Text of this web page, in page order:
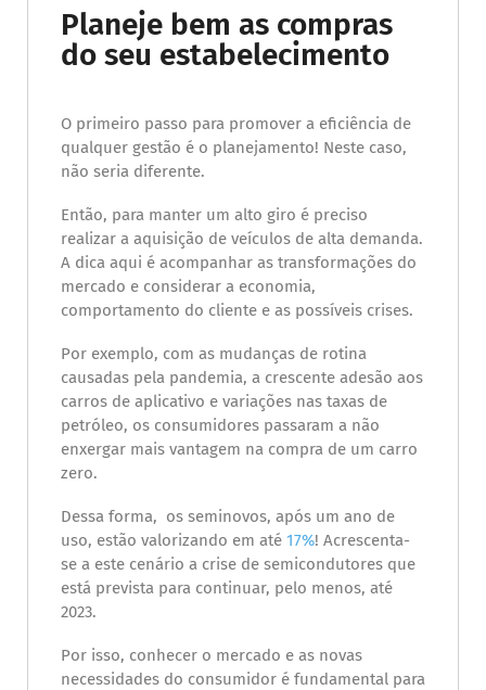
Planeje bem as compras
do seu estabelecimento
O primeiro passo para promover a eficiência de
qualquer gestão é o planejamento! Neste caso,
não seria diferente.
Então, para manter um alto giro é preciso
realizar a aquisição de veículos de alta demanda.
A dica aqui é acompanhar as transformações do
mercado e considerar a economia,
comportamento do cliente e as possíveis crises.
Por exemplo, com as mudanças de rotina
causadas pela pandemia, a crescente adesão aos
carros de aplicativo e variações nas taxas de
petróleo, os consumidores passaram a não
enxergar mais vantagem na compra de um carro
zero.
Dessa forma, os seminovos, após um ano de
uso, estão valorizando em até 17%! Acrescenta-
se a este cenário a crise de semicondutores que
está prevista para continuar, pelo menos, até
2023.
Por isso, conhecer o mercado e as novas
necessidades do consumidor é fundamental para